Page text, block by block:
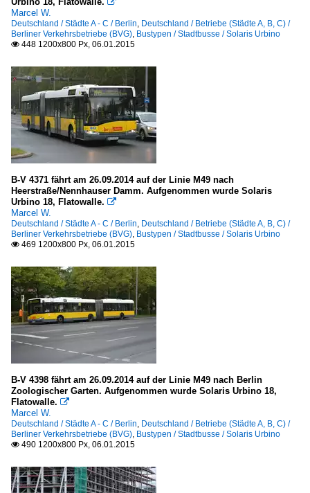
Marcel W.
Deutschland / Städte A - C / Berlin, Deutschland / Betriebe (Städte A, B, C) /
Berliner Verkehrsbetriebe (BVG), Bustypen / Stadtbusse / Solaris Urbino
 448 1200x800 Px, 06.01.2015
B-V 4371 fährt am 26.09.2014 auf der Linie M49 nach
Heerstraße/Nennhauser Damm. Aufgenommen wurde Solaris
Urbino 18, Flatowalle. 
Marcel W.
Deutschland / Städte A - C / Berlin, Deutschland / Betriebe (Städte A, B, C) /
Berliner Verkehrsbetriebe (BVG), Bustypen / Stadtbusse / Solaris Urbino
 469 1200x800 Px, 06.01.2015
B-V 4398 fährt am 26.09.2014 auf der Linie M49 nach Berlin
Zoologischer Garten. Aufgenommen wurde Solaris Urbino 18,
Flatowalle. 
Marcel W.
Deutschland / Städte A - C / Berlin, Deutschland / Betriebe (Städte A, B, C) /
Berliner Verkehrsbetriebe (BVG), Bustypen / Stadtbusse / Solaris Urbino
 490 1200x800 Px, 06.01.2015